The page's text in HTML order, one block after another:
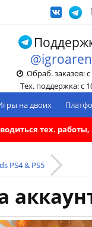
Обраб. заказов: с
Тех. поддержка: с
на двоих
тех.
PS4 & PS5